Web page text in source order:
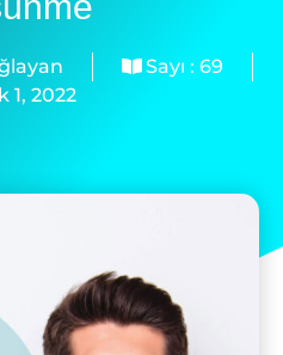
Sayı : 69
1, 2022